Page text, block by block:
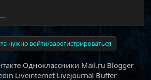
нужно войти/зарегистрироваться
Одноклассники Mail.ru Blogger
Liveinternet Livejournal Buffer